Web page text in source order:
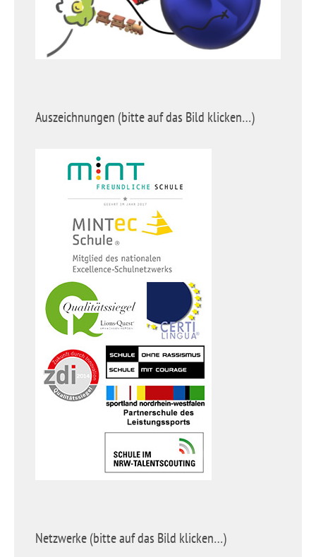
Auszeichnungen (bitte auf das Bild klicken…)
Netzwerke (bitte auf das Bild klicken…)